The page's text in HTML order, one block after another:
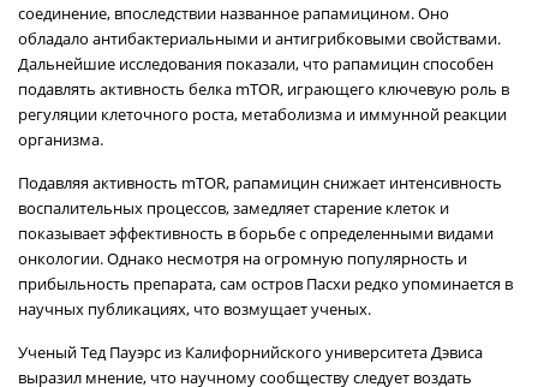
соединение, впоследствии названное рапамицином. Оно
обладало антибактериальными и антигрибковыми свойствами.
Дальнейшие исследования показали, что рапамицин способен
подавлять активность белка mTOR, играющего ключевую роль в
регуляции клеточного роста, метаболизма и иммунной реакции
организма.
Подавляя активность mTOR, рапамицин снижает интенсивность
воспалительных процессов, замедляет старение клеток и
показывает эффективность в борьбе с определенными видами
онкологии. Однако несмотря на огромную популярность и
прибыльность препарата, сам остров Пасхи редко упоминается в
научных публикациях, что возмущает ученых.
Ученый Тед Пауэрс из Калифорнийского университета Дэвиса
выразил мнение, что научному сообществу следует воздать